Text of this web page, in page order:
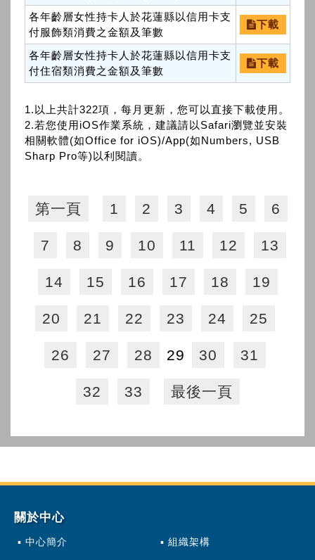
各年齡層女性持卡人於花蓮縣以信用卡支
付服飾類消費之金額及筆數
下載
各年齡層女性持卡人於花蓮縣以信用卡支
付住宿類消費之金額及筆數
下載
1.以上共計322項，每月更新，您可以直接下載使用。
2.若您使用iOS作業系統，建議請以Safari瀏覽並安裝
相關軟體(如Office for iOS)/App(如Numbers, USB
Sharp Pro等)以利閱讀。
第一頁 1 2 3 4 5 6
7 8 9 10 11 12 13
14 15 16 17 18 19
20 21 22 23 24 25
26 27 28 29 30 31
32 33 最後一頁
關於中心
中心簡介 組織架構